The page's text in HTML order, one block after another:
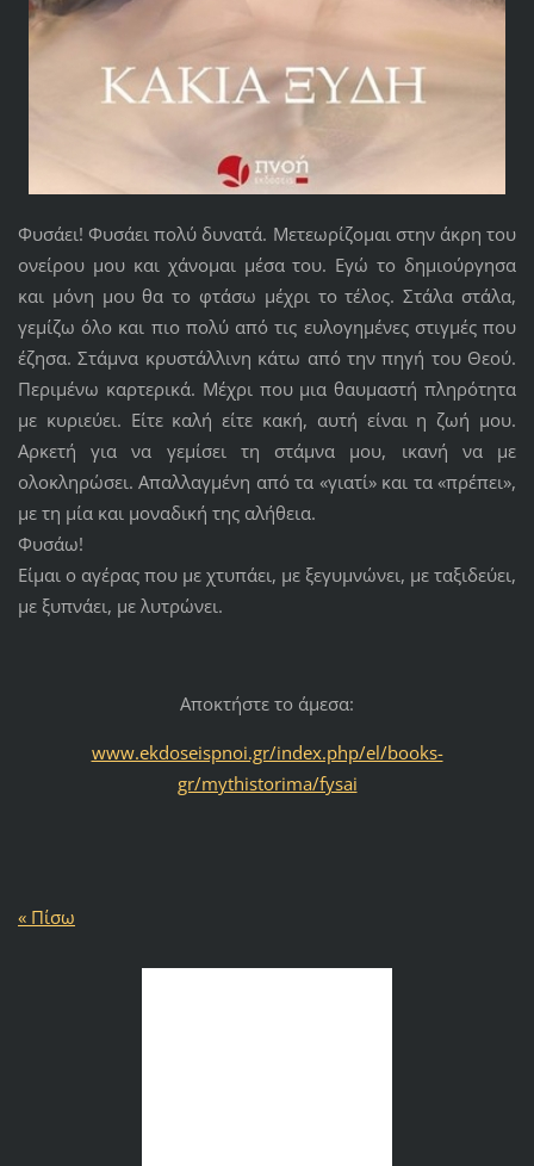
Φυσάει! Φυσάει πολύ δυνατά. Μετεωρίζομαι στην άκρη του
ονείρου μου και χάνομαι μέσα του. Εγώ το δημιούργησα
και μόνη μου θα το φτάσω μέχρι το τέλος. Στάλα στάλα,
γεμίζω όλο και πιο πολύ από τις ευλογημένες στιγμές που
έζησα. Στάμνα κρυστάλλινη κάτω από την πηγή του Θεού.
Περιμένω καρτερικά. Μέχρι που μια θαυμαστή πληρότητα
με κυριεύει. Είτε καλή είτε κακή, αυτή είναι η ζωή μου.
Αρκετή για να γεμίσει τη στάμνα μου, ικανή να με
ολοκληρώσει. Απαλλαγμένη από τα «γιατί» και τα «πρέπει»,
με τη μία και μοναδική της αλήθεια.
Φυσάω!
Είμαι ο αγέρας που με χτυπάει, με ξεγυμνώνει, με ταξιδεύει,
με ξυπνάει, με λυτρώνει.
Αποκτήστε το άμεσα:
www.ekdoseispnoi.gr/index.php/el/books-
gr/mythistorima/fysai
« Πίσω